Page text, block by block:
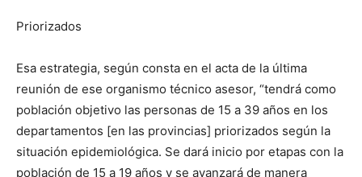
Priorizados
Esa estrategia, según consta en el acta de la última
reunión de ese organismo técnico asesor, “tendrá como
población objetivo las personas de 15 a 39 años en los
departamentos [en las provincias] priorizados según la
situación epidemiológica. Se dará inicio por etapas con la
población de 15 a 19 años y se avanzará de manera